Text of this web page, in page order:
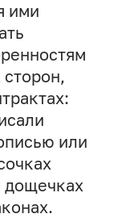
ими
или
дощечках